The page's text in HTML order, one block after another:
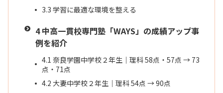
3.3 学習に最適な環境を整える
4中高一貫校専門塾「WAYS」の成績アップ事
例を紹介
4.1 奈良学園中学校２年生｜理科 58点・57点 → 73
点・71点
4.2 大妻中学校２年生｜理科 54点 → 90点